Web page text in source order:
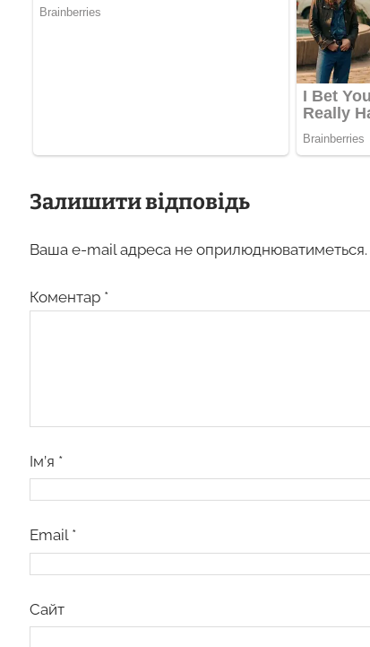
Залишити відповідь
Ваша e-mail адреса не оприлюднюватиметься.
Коментар *
Ім’я *
Email *
Сайт